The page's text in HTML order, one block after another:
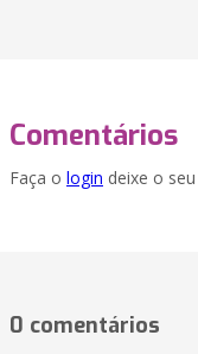
Comentários
Faça o login deixe o
0 comentários